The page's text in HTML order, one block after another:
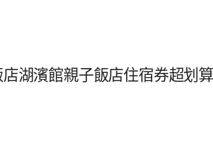
店湖濱館親子飯店住宿券超划